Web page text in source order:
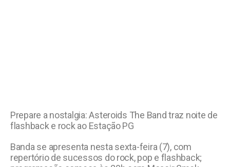
Prepare a nostalgia: Asteroids The Band traz noite de
flashback e rock ao Estação PG
Banda se apresenta nesta sexta-feira (7), com
repertório de sucessos do rock, pop e flashback;